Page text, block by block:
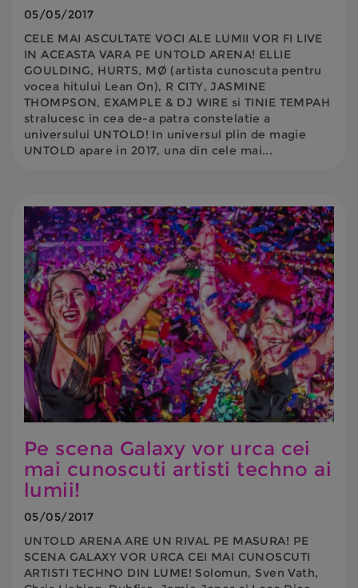
05/05/2017
CELE MAI ASCULTATE VOCI ALE LUMII VOR FI LIVE
IN ACEASTA VARA PE UNTOLD ARENA! ELLIE
GOULDING, HURTS, MØ (artista cunoscuta pentru
vocea hitului Lean On), R CITY, JASMINE
THOMPSON, EXAMPLE & DJ WIRE si TINIE TEMPAH
stralucesc in cea de-a patra constelatie a
universului UNTOLD! In universul plin de magie
UNTOLD apare in 2017, una din cele mai...
Pe scena Galaxy vor urca cei
mai cunoscuti artisti techno ai
lumii!
05/05/2017
UNTOLD ARENA ARE UN RIVAL PE MASURA! PE
SCENA GALAXY VOR URCA CEI MAI CUNOSCUTI
ARTISTI TECHNO DIN LUME! Solomun, Sven Vath,